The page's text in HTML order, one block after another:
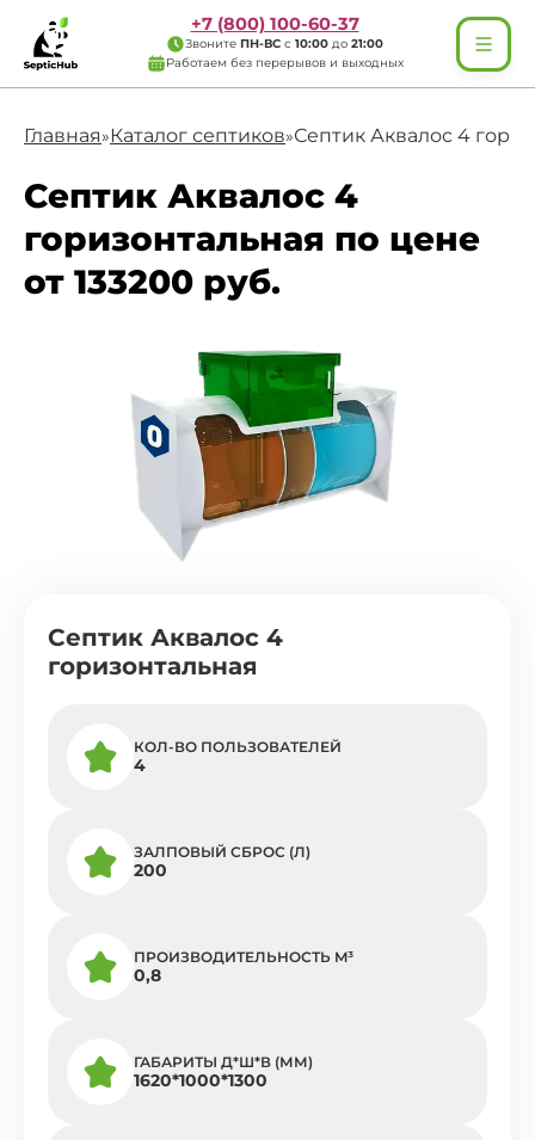
+7 (800) 100-60-37
Звоните ПН-ВС с 10:00 до 21:00
Работаем без перерывов и выходных
Главная»Каталог септиков»Септик Аквалос 4
Септик Аквалос 4
горизонтальная по цене
от 133200 руб.
Септик Аквалос 4
горизонтальная
КОЛ-ВО ПОЛЬЗОВАТЕЛЕЙ
4
ЗАЛПОВЫЙ СБРОС (Л)
200
ПРОИЗВОДИТЕЛЬНОСТЬ M³
0,8
ГАБАРИТЫ Д*Ш*В (ММ)
1620*1000*1300